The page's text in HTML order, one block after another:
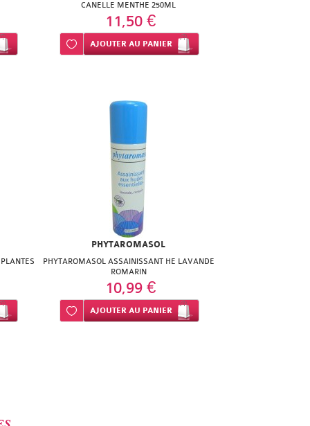
CANELLE MENTHE 250ML
11,50 €
Ajouter à ma liste d’envie
AJOUTER AU PANIER
PHYTAROMASOL
PHYTAROMASOL ASSAINISSANT HE LAVANDE
ROMARIN
10,99 €
Ajouter à ma liste d’envie
AJOUTER AU PANIER